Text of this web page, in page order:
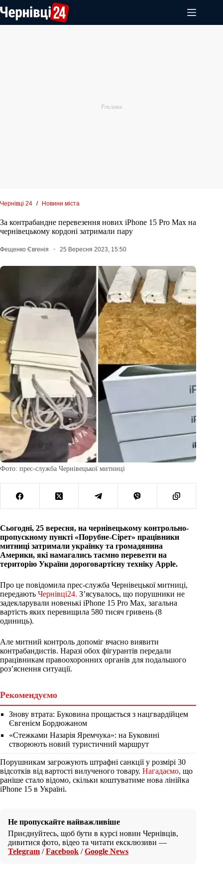
до
вмісту
Чернівці 24 / Новини міста
За контрабандне перевезення нових iPhone 15 Pro Max на
чернівецькому кордоні затримали пару
Фещенко Євгенія 25 Вересня 2023, 15:50
Фото: прес-служба Чернівецької митниці
Сьогодні, 25 вересня, на чернівецькому контрольно-
пропускному пункті «Порубне-Сірет» працівники
митниці затримали українку та громадянина
Америки, які намагались таємно перевезти на
територію України дороговартісну техніку Apple.
Про це повідомила прес-служба Чернівецької митниці,
передають Чернівці24. З’ясувалось, що порушники не
задекларували новенькі iPhone 15 Pro Max, загальна
вартість яких перевищила 580 тисяч гривень (8
одиниць).
Але митний контроль допоміг вчасно виявити
контрабандистів. Наразі обох фігурантів передали
працівникам правоохоронних органів для подальшого
роз’яснення ситуації.
Рекомендуємо
Знову втрата: Буковина прощається з нацгвардійцем
Євгенієм Бордюжаном
«Стежками Назарія Яремчука»: на Буковині
створюють новий туристичний маршрут
Порушникам загрожують штрафні санкції у розмірі 30
відсотків від вартості вилученого товару. Нагадаємо, що
раніше стало відомо, скільки коштуватиме нова лінійка
iPhone 15 в Україні.
Не пропускайте найважливіше
Приєднуйтесь, щоб бути в курсі новин Чернівців,
дивитися фото, відео та читати ексклюзиви —
Telegram /Facebook /Google News